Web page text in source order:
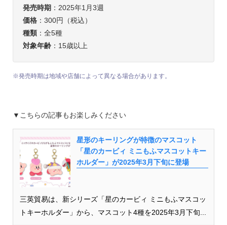
発売時期 ：2025年1月3週
価格：300円（税込）
種類：全5種
対象年齢：15歳以上
※発売時期は地域や店舗によって異なる場合があります。
▼こちらの記事もお楽しみください
星形のキーリングが特徴のマスコット
「星のカービィ ミニもふマスコットキー
ホルダー」が2025年3月下旬に登場
三英貿易は、新シリーズ「星のカービィ ミニもふマスコッ
トキーホルダー」から、マスコット4種を2025年3月下旬...